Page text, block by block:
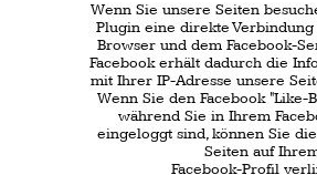
Wenn Sie nicht wünschen, dass Facebook den
Besuch unserer Seiten Ihrem Facebook-
Nutzerkonto zuordnen kann, loggen Sie sich bitte
aus Ihrem
Facebook-Benutzerkonto aus.
Datenschutzerklärung für die Nutzung von Google
Analystics
Diese Website nutzt Funktionen des
Webanalysedienstes Google Analystics. Anbieter ist
die Google Inc., 1600 Amphithearte Parkway
Mountain View, CA 94043, USA.